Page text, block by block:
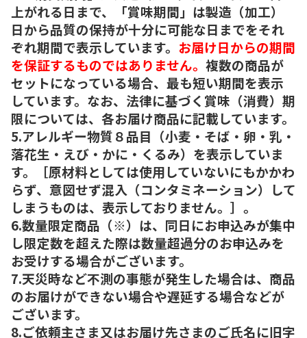
上がれる日まで、「賞味期間」は製造（加工）
日から品質の保持が十分に可能な日までをそれ
ぞれ期間で表示しています。 お届け日からの期間
を保証するものではありません。 複数の商品が
セットになっている場合、最も短い期間を表示
しています。なお、法律に基づく賞味（消費）期
限については、各お届け商品に記載しています。
5.アレルギー物質８品目（小麦・そば・卵・乳・
落花生・えび・かに・くるみ）を表示していま
す。［原材料としては使用していないにもかかわ
らず、意図せず混入（コンタミネーション）して
しまうものは、表示しておりません。］。
6.数量限定商品（※）は、同日にお申込みが集中
し限定数を超えた際は数量超過分のお申込みを
お受けする場合がございます。
7.天災時など不測の事態が発生した場合は、商品
のお届けができない場合や遅延する場合などが
ございます。
8.ご依頼主さま又はお届け先さまのご氏名に旧字